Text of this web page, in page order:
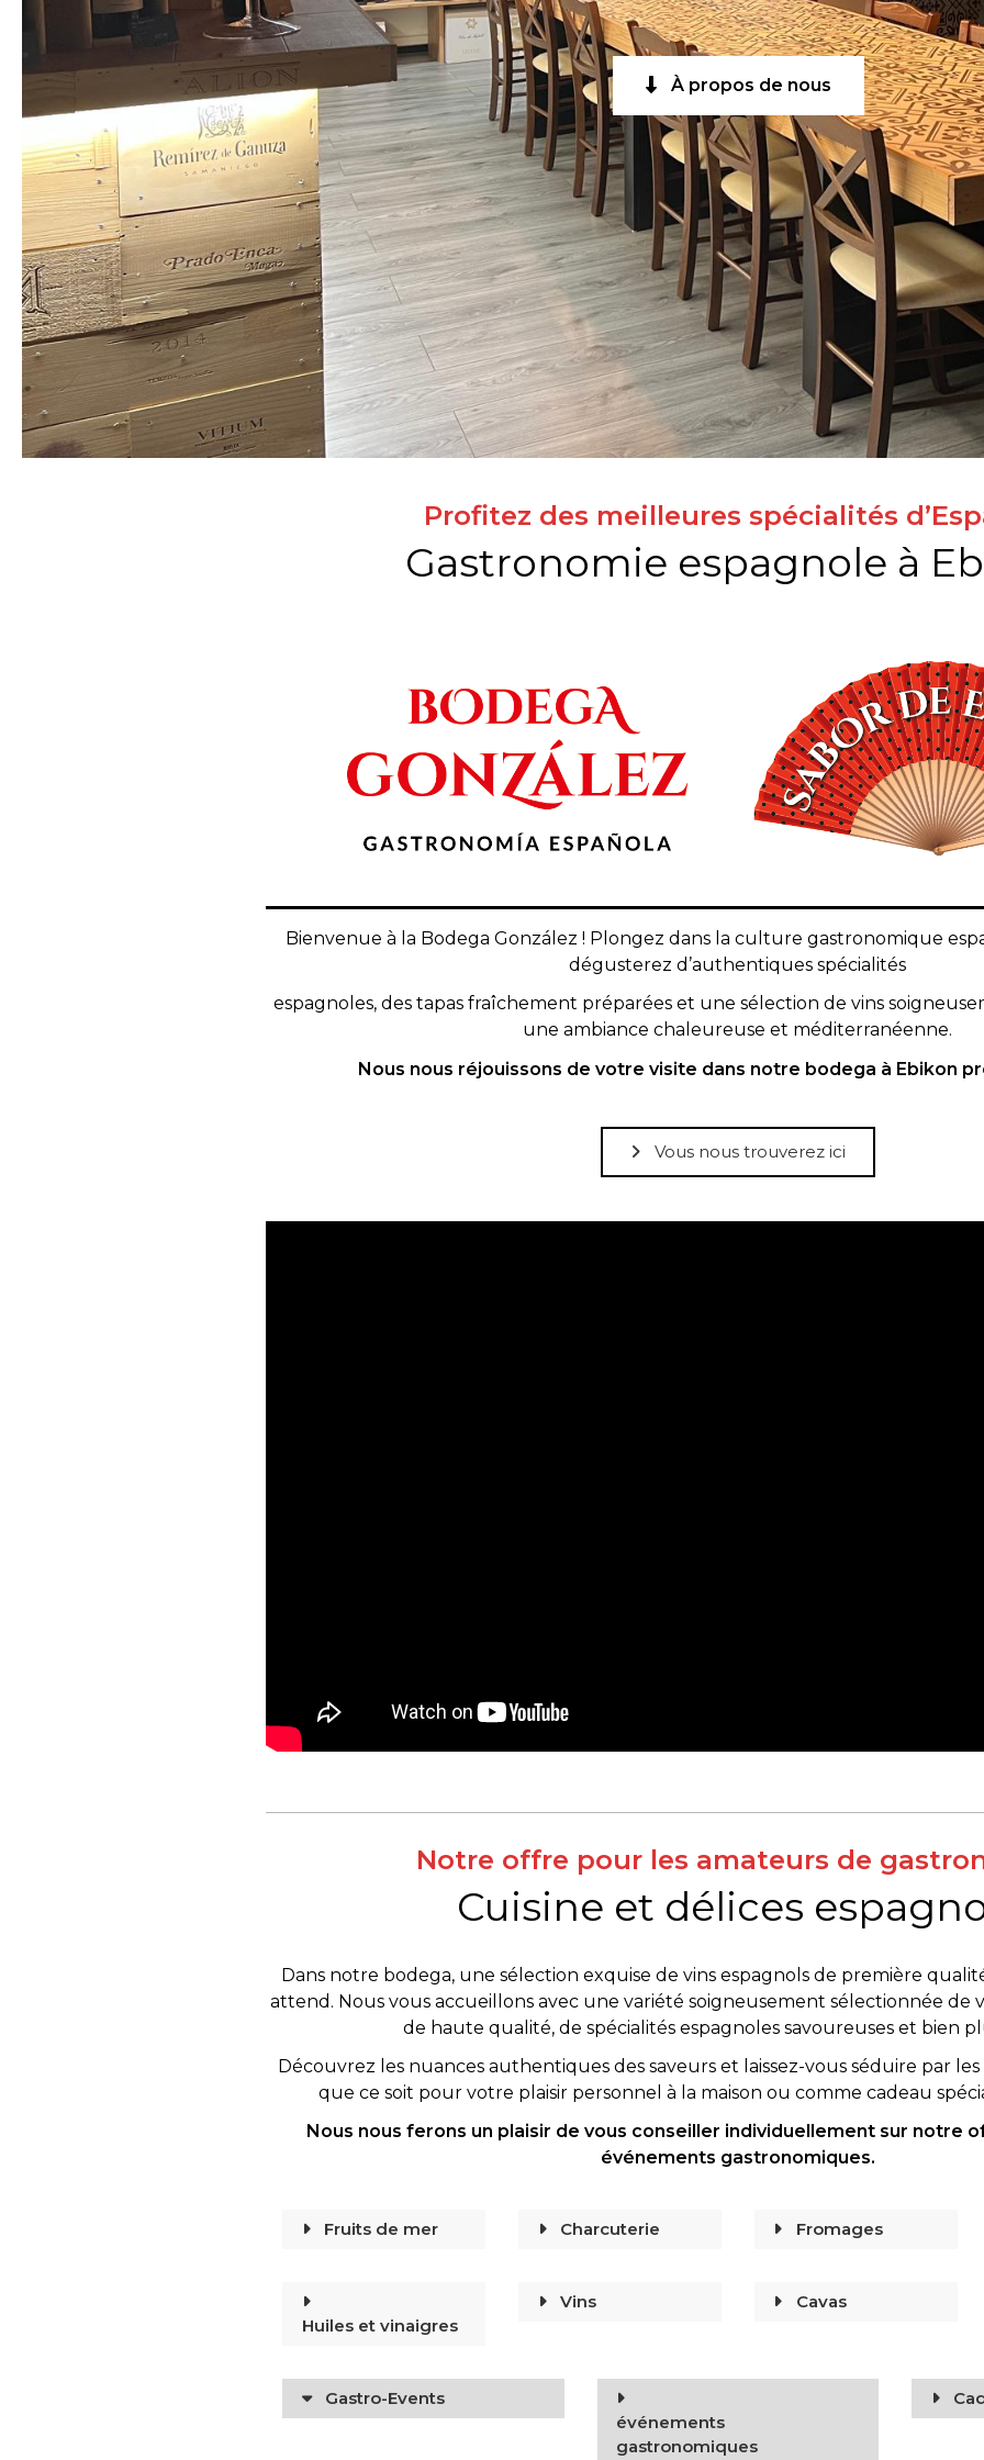
À propos de nous
Profitez des meilleures spécialités
Gastronomie espagnole à
Bienvenue à la Bodega González ! Plongez dans la culture gastronomique
dégusterez d’authentiques spécialités
espagnoles, des tapas fraîchement préparées et une sélection de vins
une ambiance chaleureuse et méditerranéenne.
Nous nous réjouissons de votre visite dans notre bodega à Ebikon
Vous nous trouverez ici
Notre offre pour les amateurs de
Cuisine et délices
Dans notre bodega, une sélection exquise de vins espagnols de première
attend. Nous vous accueillons avec une variété soigneusement sélectionnée de
de haute qualité, de spécialités espagnoles savoureuses et bien
Découvrez les nuances authentiques des saveurs et laissez-vous séduire par
que ce soit pour votre plaisir personnel à la maison ou comme cadeau
Nous nous ferons un plaisir de vous conseiller individuellement sur notre
événements gastronomiques.
Fruits de mer Charcuterie Fromages
Huiles et vinaigres
Vins Cavas
Gastro-Events
événements
gastronomiques